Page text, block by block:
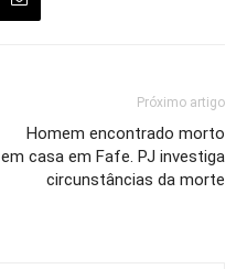
Próximo artigo
Homem encontrado morto
em casa em Fafe. PJ investiga
circunstâncias da morte